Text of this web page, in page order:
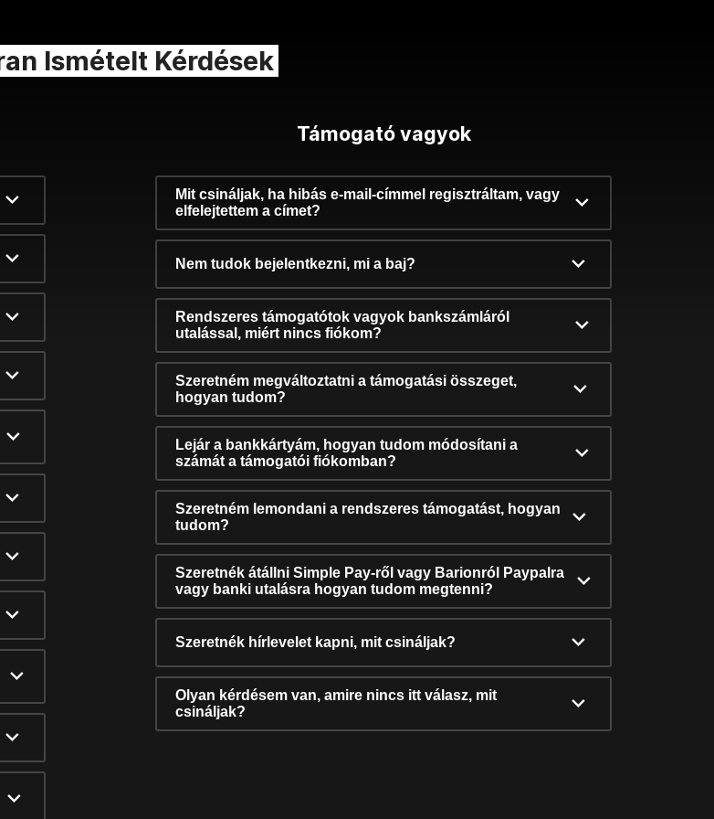
Ismételt Kérdések
Támogató vagyok
Mit csináljak, ha hibás e-mail-címmel regisztráltam, vagy
elfelejtettem a címet?
Nem tudok bejelentkezni, mi a baj?
Rendszeres támogatótok vagyok bankszámláról
utalással, miért nincs fiókom?
Szeretném megváltoztatni a támogatási összeget,
hogyan tudom?
Lejár a bankkártyám, hogyan tudom módosítani a
számát a támogatói fiókomban?
Szeretném lemondani a rendszeres támogatást, hogyan
tudom?
Szeretnék átállni Simple Pay-ről vagy Barionról Paypalra
vagy banki utalásra hogyan tudom megtenni?
Szeretnék hírlevelet kapni, mit csináljak?
Olyan kérdésem van, amire nincs itt válasz, mit
csináljak?